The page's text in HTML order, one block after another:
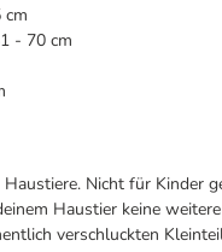
cm
- 70 cm
Nicht für Kinder
Haustier keine
verschluckten